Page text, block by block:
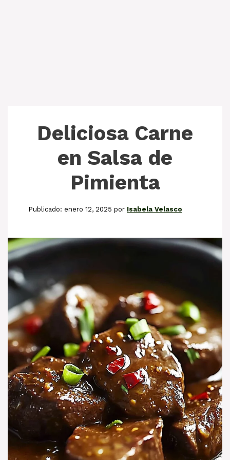
Deliciosa Carne
en Salsa de
Pimienta
enero 12, 2025 por Isabela Velasco